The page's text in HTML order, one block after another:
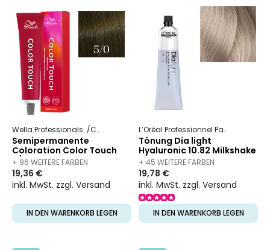
Wella Professionals Color Touch
Semipermanente
Coloration Color Touch
5/0 Hellkastanienbraun
Natur
+ 96 WEITERE FARBEN
VERFÜGBAR
19,36 €
inkl. MwSt. zzgl. Versand
IN DEN WARENKORB LEGEN
L’Oréal Professionnel Paris
Tönung Dia light
Hyaluronic 10.82 Milkshake
Mokka Irisé
+ 45 WEITERE FARBEN
VERFÜGBAR
19,78 €
inkl. MwSt. zzgl. Versand
IN DEN WARENKORB LEGEN